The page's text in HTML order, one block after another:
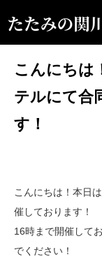
こんにちは
テルにて合
す！
こんにちは！本日
催しております！
16時まで開催して
でください！